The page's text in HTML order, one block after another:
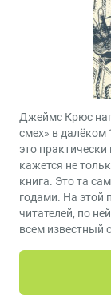
Джеймс Крюс
смех» в далёком
это
кажется не
книга. Это та
годами. На этой
читателей, по
всем известный